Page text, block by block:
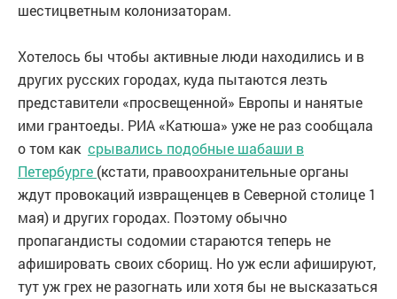
шестицветным колонизаторам.
Хотелось бы чтобы активные люди находились и в
других русских городах, куда пытаются лезть
представители «просвещенной» Европы и нанятые
ими грантоеды. РИА «Катюша» уже не раз сообщала
о том как срывались подобные шабаши в
Петербурге (кстати, правоохранительные органы
ждут провокаций извращенцев в Северной столице 1
мая) и других городах. Поэтому обычно
пропагандисты содомии стараются теперь не
афишировать своих сборищ. Но уж если афишируют,
тут уж грех не разогнать или хотя бы не высказаться